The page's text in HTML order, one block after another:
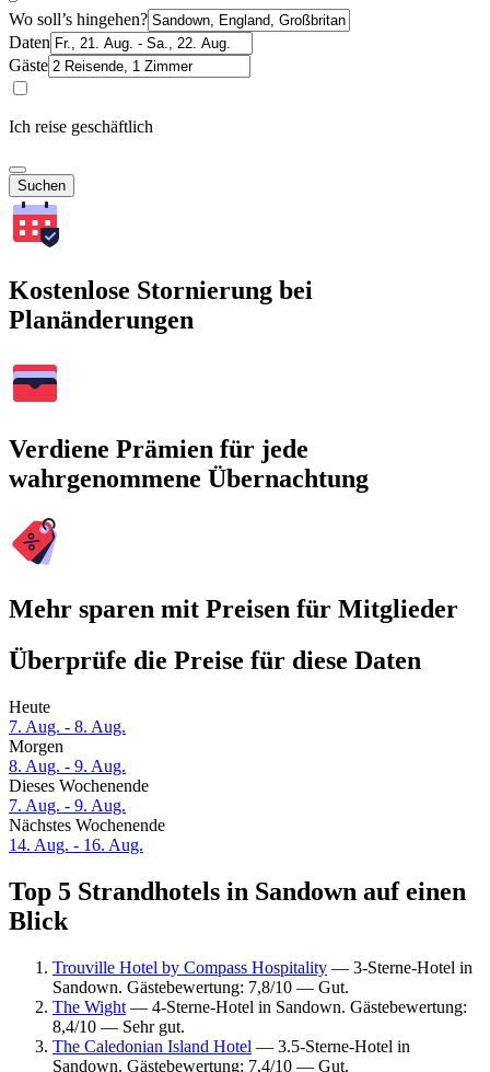
Wo soll’s hingehen?
Daten
Gäste
Ich reise geschäftlich
Suchen
Kostenlose Stornierung bei
Planänderungen
Verdiene Prämien für jede
wahrgenommene Übernachtung
Mehr sparen mit Preisen für Mitglieder
Überprüfe die Preise für diese Daten
Heute
7. Aug. - 8. Aug.
Morgen
8. Aug. - 9. Aug.
Dieses Wochenende
7. Aug. - 9. Aug.
Nächstes Wochenende
14. Aug. - 16. Aug.
Top 5 Strandhotels in Sandown auf einen
Blick
Trouville Hotel by Compass Hospitality — 3-Sterne-Hotel in
Sandown. Gästebewertung: 7,8/10 — Gut.
The Wight — 4-Sterne-Hotel in Sandown. Gästebewertung:
8,4/10 — Sehr gut.
The Caledonian Island Hotel — 3.5-Sterne-Hotel in
Sandown. Gästebewertung: 7,4/10 — Gut.